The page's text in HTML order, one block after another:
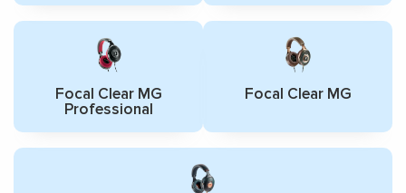
Focal Clear MG
Professional
Focal Clear MG